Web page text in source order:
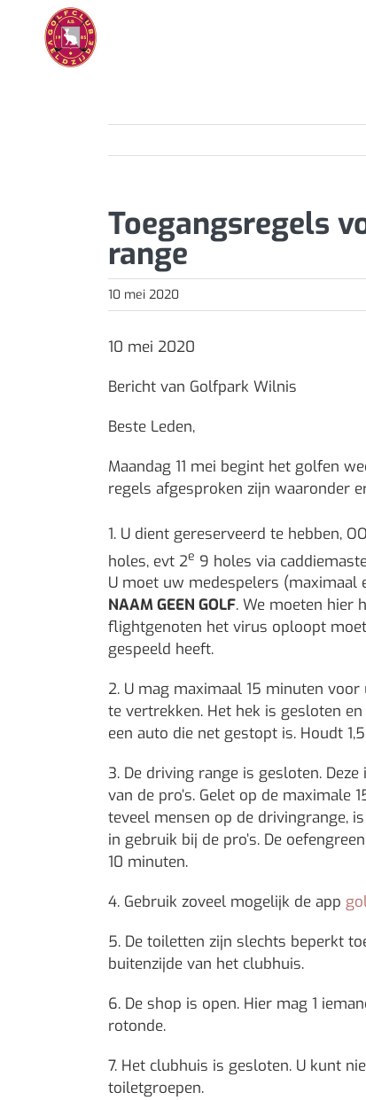
inhoud
Toegangsregels
range
10 mei 2020
10 mei 2020
Bericht van Golfpark Wilnis
Beste Leden,
Maandag 11 mei begint het golfen
regels afgesproken zijn waaronder
1. U dient gereserveerd te hebben,
holes, evt 2e 9 holes via
U moet uw medespelers (maximaal
NAAM GEEN GOLF. We moeten hier
flightgenoten het virus oploopt
gespeeld heeft.
2. U mag maximaal 15 minuten
te vertrekken. Het hek is gesloten
een auto die net gestopt is. Houdt
3. De driving range is gesloten.
van de pro’s. Gelet op de
teveel mensen op de drivingrange,
in gebruik bij de pro’s. De
10 minuten.
4. Gebruik zoveel mogelijk de app
5. De toiletten zijn slechts beperkt
buitenzijde van het clubhuis.
6. De shop is open. Hier mag 1
rotonde.
7. Het clubhuis is gesloten. U kunt
toiletgroepen.